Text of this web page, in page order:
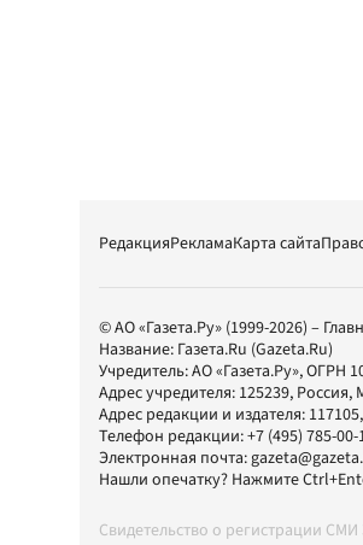
РедакцияРекламаКарта сайта
© АО «Газета.Ру» (1999-2026) –
Название: Газета.Ru (Gazeta.Ru)
Учредитель:АО «Газета.Ру», ОГРН
Адрес учредителя: 125239,
Адрес редакции и издателя: 117105
Телефон редакции:+7 (495) 785-00-
Электронная почта:
Нашли опечатку? Нажмите
Свидетельство о регистрации